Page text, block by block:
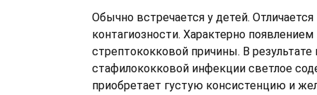
Обычно встречается у детей.
контагиозности. Характерно
стрептококковой причины. В результате
стафилококковой инфекции светлое
приобретает густую консистенцию и